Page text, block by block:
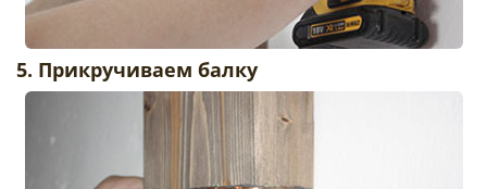
5. Прикручиваем балку